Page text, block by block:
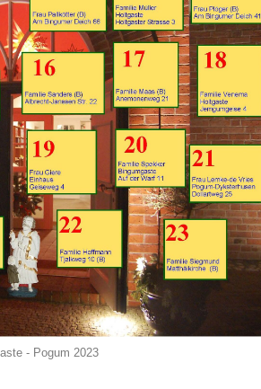
- Pogum 2023